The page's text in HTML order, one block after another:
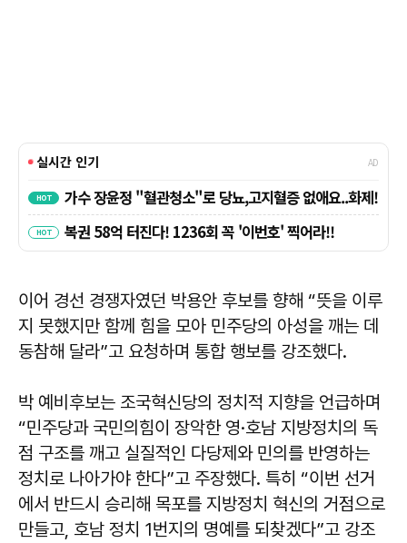
이어 경선 경쟁자였던 박용안 후보를 향해 “뜻을 이루
지 못했지만 함께 힘을 모아 민주당의 아성을 깨는 데
동참해 달라”고 요청하며 통합 행보를 강조했다.
박 예비후보는 조국혁신당의 정치적 지향을 언급하며
“민주당과 국민의힘이 장악한 영·호남 지방정치의 독
점 구조를 깨고 실질적인 다당제와 민의를 반영하는
정치로 나아가야 한다”고 주장했다. 특히 “이번 선거
에서 반드시 승리해 목포를 지방정치 혁신의 거점으로
만들고, 호남 정치 1번지의 명예를 되찾겠다”고 강조